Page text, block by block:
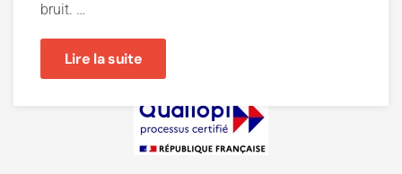
bruit. …
Lire la suite